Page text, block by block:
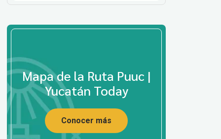
Mapa de la Ruta Puuc |
Yucatán Today
Conocer más